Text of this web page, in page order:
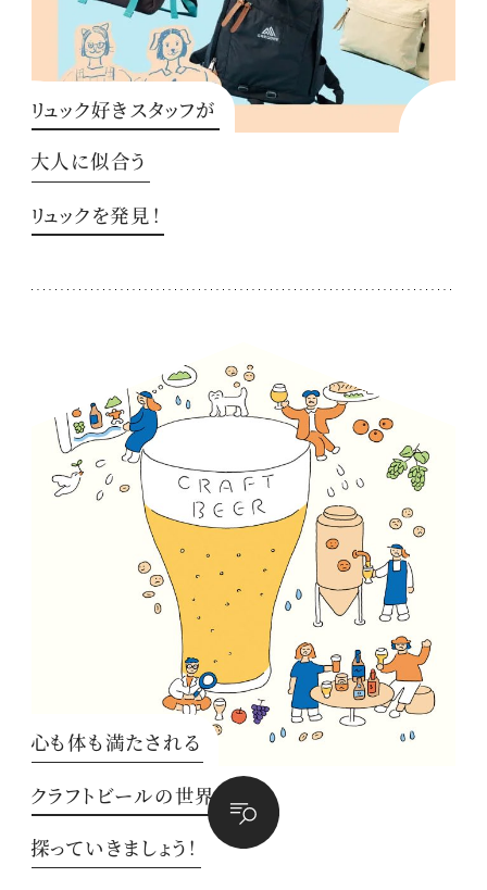
リュック好きスタッフが
大人に似合う
リュックを発見！
心も体も満たされる
クラフトビールの世界を
探っていきましょう！